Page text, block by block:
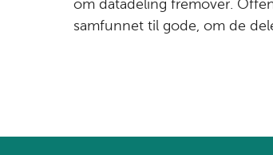
om datadeling fremover.
samfunnet til gode, om de